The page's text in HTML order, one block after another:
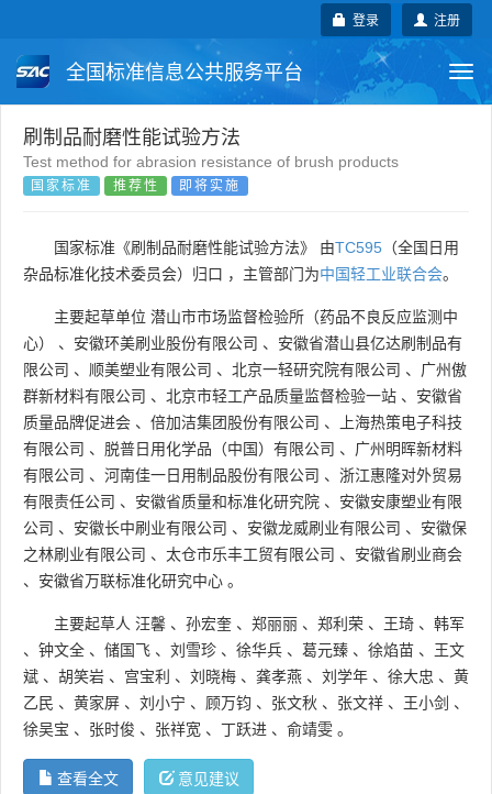
注册
登录
全国标准信息公共服务平台
国家标准 行业标准
团体标准 企业标准
国外标准 技术委员会
刷制品耐磨性能试验方法
Test method for abrasion resistance of brush products
国家标准 推荐性 即将实施
国家标准《刷制品耐磨性能试验方法》 由TC595 （全国日用
杂品标准化技术委员会）归口 ，主管部门为中国轻工业联合会。
主要起草单位 潜山市市场监督检验所（药品不良反应监测中
心）
、 安徽环美刷业股份有限公司 、 安徽省潜山县亿达刷制品有
限公司 、 顺美塑业有限公司 、 北京一轻研究院有限公司 、 广州傲
群新材料有限公司 、 北京市轻工产品质量监督检验一站 、 安徽省
质量品牌促进会 、 倍加洁集团股份有限公司 、
上海热策电子科技
有限公司 、 脱普日用化学品（中国）有限公司 、 广州明晖新材料
有限公司 、 河南佳一日用制品股份有限公司 、 浙江惠隆对外贸易
有限责任公司 、 安徽省质量和标准化研究院 、 安徽安康塑业有限
公司 、 安徽长中刷业有限公司 、 安徽龙威刷业有限公司 、 安徽保
之林刷业有限公司 、 太仓市乐丰工贸有限公司 、 安徽省刷业商会
、 安徽省万联标准化研究中心 。
主要起草人 汪馨 、 孙宏奎 、 郑丽丽 、 郑利荣 、 王琦 、 韩军
、 钟文全 、 储国飞 、 刘雪珍 、 徐华兵 、 葛元臻 、 徐焰苗 、 王文
斌 、 胡笑岩 、 宫宝利 、 刘晓梅 、 龚孝燕 、 刘学年 、 徐大忠 、 黄
乙民 、 黄家屏 、 刘小宁 、 顾万钧 、 张文秋 、 张文祥 、 王小剑 、
徐吴宝 、 张时俊 、 张祥宽 、 丁跃进 、 俞靖雯 。
查看全文 意见建议